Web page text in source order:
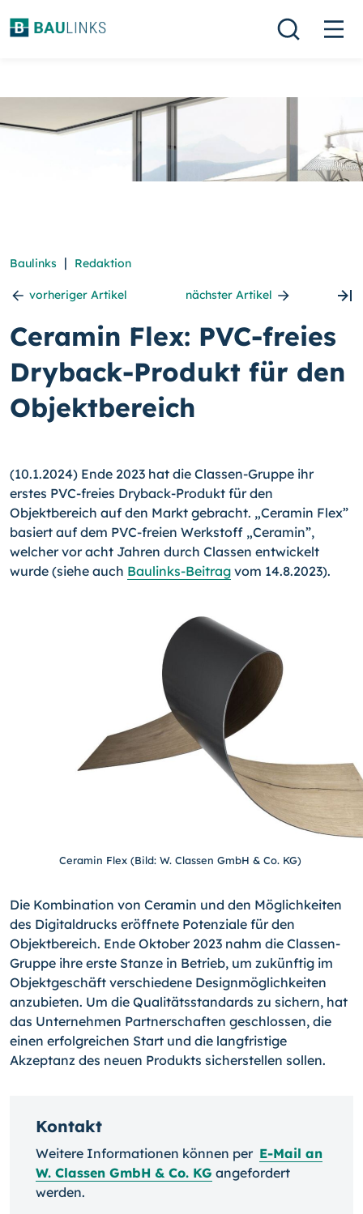
Baulinks | Redaktion
vorheriger Artikel nächster Artikel
Ceramin Flex: PVC-freies
Dryback-Produkt für den
Objektbereich
(10.1.2024) Ende 2023 hat die Classen-Gruppe ihr
erstes PVC-freies Dryback-Produkt für den
Objektbereich auf den Markt gebracht. „Ceramin Flex”
basiert auf dem PVC-freien Werkstoff „Ceramin”,
welcher vor acht Jahren durch Classen entwickelt
wurde (siehe auch Baulinks-Beitrag vom 14.8.2023).
Ceramin Flex (Bild: W. Classen GmbH & Co. KG)
Die Kombination von Ceramin und den Möglichkeiten
des Digitaldrucks eröffnete Potenziale für den
Objektbereich. Ende Oktober 2023 nahm die Classen-
Gruppe ihre erste Stanze in Betrieb, um zukünftig im
Objektgeschäft verschiedene Designmöglichkeiten
anzubieten. Um die Qualitätsstandards zu sichern, hat
das Unternehmen Partnerschaften geschlossen, die
einen erfolgreichen Start und die langfristige
Akzeptanz des neuen Produkts sicherstellen sollen.
Kontakt
Weitere Informationen können per E-Mail an
W. Classen GmbH & Co. KG angefordert
werden.